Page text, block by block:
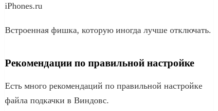
iPhones.ru
Встроенная фишка, которую иногда лучше отключать.
Рекомендации по правильной настройке
Есть много рекомендаций по правильной настройке
файла подкачки в Виндовс.